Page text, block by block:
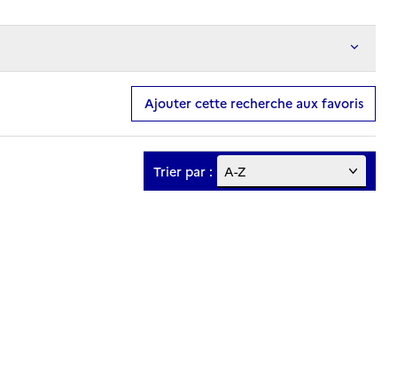
Ajouter cette recherche aux favoris
Trier par :